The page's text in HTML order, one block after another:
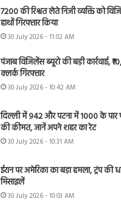
7200 की रिश्वत लेते निजी व्यक्ति को
हाथों गिरफ्तार किया
30 July 2026 - 11:02 AM
पंजाब विजिलेंस ब्यूरो की बड़ी कार्रवाई,
क्लर्क गिरफ्तार
30 July 2026 - 10:42 AM
दिल्ली में 942 और पटना में 1000 के
की कीमत, जानें अपने शहर का रेट
30 July 2026 - 10:31 AM
ईरान पर अमेरिका का बड़ा हमला, ट्रंप
मिसाइलें
30 July 2026 - 10:03 AM